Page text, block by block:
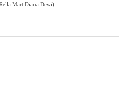
Mart Diana Dewi)